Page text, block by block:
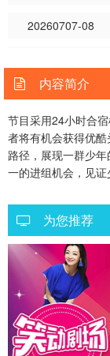
20260707-08
20260712直播回看
20260714少年的挑
20260721-11
20260728-14
20260804-15
20260805同学录
内容简介
节目采用24小时合
者将有机会获得优
路径，展现一群少
一的进组机会，见证
为您推荐